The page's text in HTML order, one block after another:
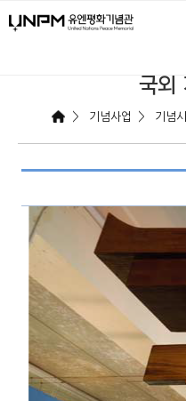
국외
> 기념사업 > 기념